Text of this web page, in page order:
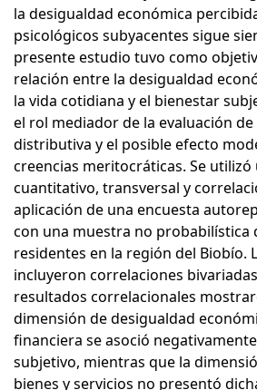
la desigualdad económica
psicológicos subyacentes sigue
presente estudio tuvo como
relación entre la desigualdad
la vida cotidiana y el bienestar
el rol mediador de la evaluación
distributiva y el posible efecto
creencias meritocráticas. Se utilizó
cuantitativo, transversal y
aplicación de una encuesta
con una muestra no probabilística
residentes en la región del Biobío.
incluyeron correlaciones bivariadas
resultados correlacionales
dimensión de desigualdad
financiera se asoció
subjetivo, mientras que la
bienes y servicios no presentó